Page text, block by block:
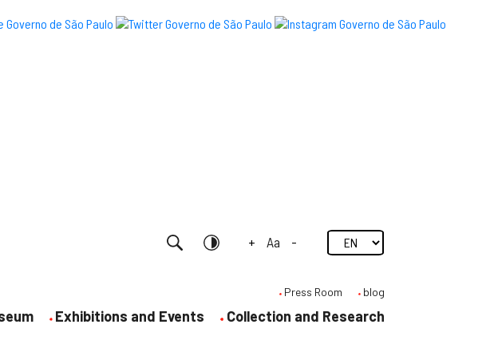
ResearchContrast + Aa -
Exhibitions and Events Collection and Research
Press Room blog